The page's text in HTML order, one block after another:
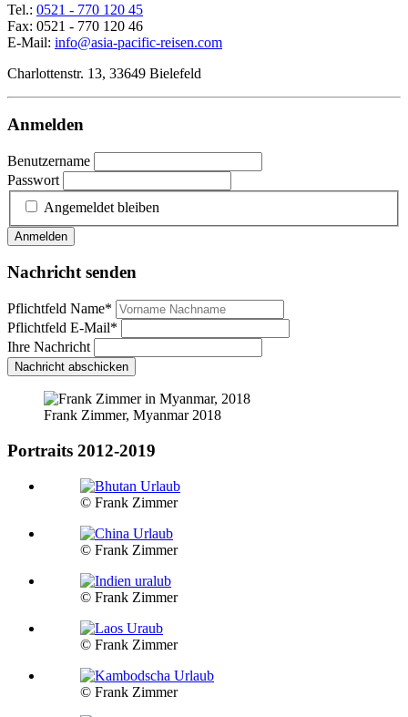
Tel.: 0521 - 770 120 45
Fax: 0521 - 770 120 46
E-Mail: info@asia-pacific-reisen.com
Charlottenstr. 13, 33649 Bielefeld
Anmelden
Benutzername
Passwort
Angemeldet bleiben
Anmelden
Nachricht senden
Pflichtfeld Name*
Pflichtfeld E-Mail*
Ihre Nachricht
Nachricht abschicken
Frank Zimmer, Myanmar 2018
Portraits 2012-2019
© Frank Zimmer
© Frank Zimmer
© Frank Zimmer
© Frank Zimmer
© Frank Zimmer